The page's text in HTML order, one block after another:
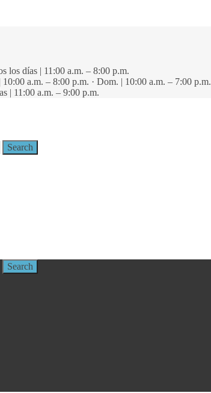
los días | 11:00 a.m. – 8:00 p.m.
10:00 a.m. – 8:00 p.m. · Dom. | 10:00 a.m. – 7:00 p.m.
| 11:00 a.m. – 9:00 p.m.
Search
Search